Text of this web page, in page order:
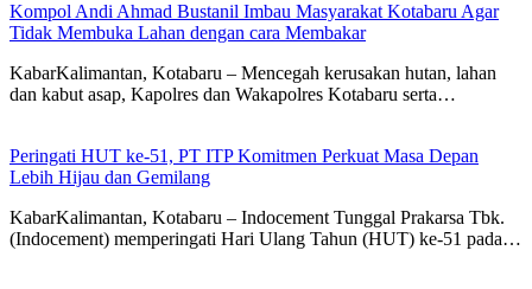
Kompol Andi Ahmad Bustanil Imbau Masyarakat Kotabaru Agar
Tidak Membuka Lahan dengan cara Membakar
KabarKalimantan, Kotabaru – Mencegah kerusakan hutan, lahan
dan kabut asap, Kapolres dan Wakapolres Kotabaru serta…
Peringati HUT ke-51, PT ITP Komitmen Perkuat Masa Depan
Lebih Hijau dan Gemilang
KabarKalimantan, Kotabaru – Indocement Tunggal Prakarsa Tbk.
(Indocement) memperingati Hari Ulang Tahun (HUT) ke-51 pada…